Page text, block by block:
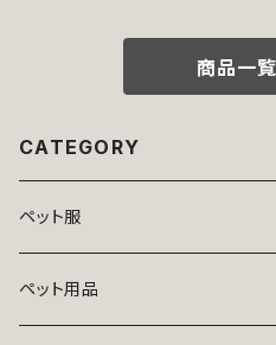
商品一
CATEGORY
ペット服
トップス
ペット用品